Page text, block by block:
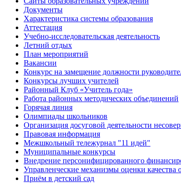
Документы
Характеристика системы образования
Аттестация
Учебно-исследовательская деятельность
Летний отдых
План мероприятий
Вакансии
Конкурс на замещение должности
Конкурсы лучших учителей
Районный Клуб «Учитель года»
Работа районных методических объединений
Горячая линия
Олимпиады школьников
Организация досуговой деятельности
Правовая информация
Межшкольный тележурнал "11 идей"
Муниципальные конкурсы
Внедрение персонифицированного
Управленческие механизмы оценки качества
Приём в детский сад